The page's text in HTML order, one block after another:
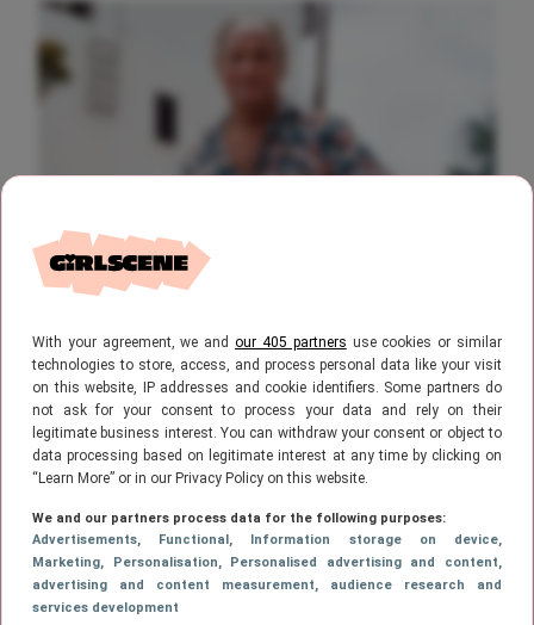
With your agreement, we andour 405 partners use cookies or similar
technologies to store, access, and process personal data like your visit
on this website, IP addresses and cookie identifiers. Some partners do
not ask for your consent to process your data and rely on their
legitimate business interest. You can withdraw your consent or object to
data processing based on legitimate interest at any time by clicking on
“Learn More” or in our Privacy Policy on this website.
We and our partners process data for the following purposes:
Advertisements, Functional, Information storage on device,
Marketing, Personalisation, Personalised advertising and content,
advertising and content measurement, audience research and
services development
4 augustus 2026, 10:43
was eerder te zien in dít tv-programma